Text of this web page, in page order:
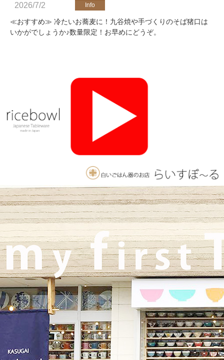
2026/7/2
≪おすすめ≫ 冷たいお蕎麦に！九谷焼や手づくりのそば猪口は
いかがでしょうか♪数量限定！お早めにどうぞ。
≪軽井沢店営業のお知らせ≫ いつもご覧いただきありがとうご
ざいます。軽井沢店2026年オープンしました！新商品をたくさ
んご用意しております。みなさまのご来店をお待ちしております
♪
碗。実店舗でも手にとっていただけます♪海外発送も承っており
2025/10/26
≪軽井沢店営業のお知らせ≫ いつもご覧いただきありがとうご
ざいます。軽井沢店2026年はGW頃オープンとなります！ご期待
くださいませ！！ 2025年は11月3日（火）
までの営業となり
ます。
2025/9/26
≪テレビで紹介されました≫ 2025年9月26日 東海テレビ 『ニュ
ースONE』 ひとつに特化で差別化！「東海地方の専門店」コー
ナーで白いごはん器のお店 らいすぼーる 春日井店が紹介されま